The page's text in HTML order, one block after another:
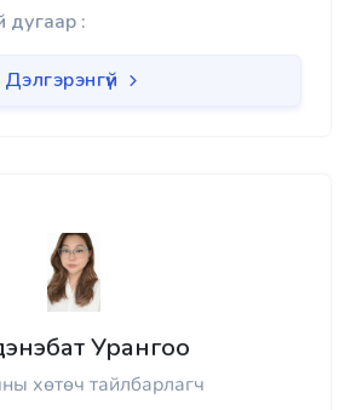
дугаар :
Дэлгэрэнгүй
Урангоо
хөтөч тайлбарлагч